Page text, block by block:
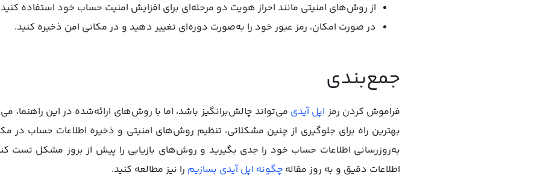
از روش‌های امنیتی مانند احراز هویت دو مرحله‌ای برای افزایش امنیت حساب خود استفاده
در صورت امکان، رمز عبور خود را به‌صورت دوره‌ای تغییر دهید و در مکانی امن ذخیره کنید.
جمع‌بندی
فراموش کردن رمز اپل آیدی می‌تواند چالش‌برانگیز باشد، اما با روش‌های ارائه‌شده در این راهنما،
بهترین راه برای جلوگیری از چنین مشکلاتی، تنظیم روش‌های امنیتی و ذخیره اطلاعات حساب
به‌روزرسانی اطلاعات حساب خود را جدی بگیرید و روش‌های بازیابی را پیش از بروز مشکل تست
اطلاعات دقیق و به روز مقاله چگونه اپل آیدی بسازیم را نیز مطالعه کنید.